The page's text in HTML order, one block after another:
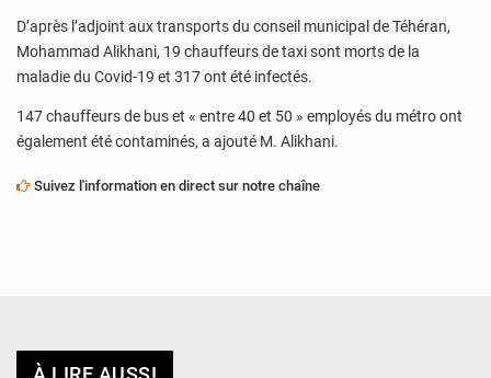
D’après l’adjoint aux transports du conseil municipal de Téhéran,
Mohammad Alikhani, 19 chauffeurs de taxi sont morts de la
maladie du Covid-19 et 317 ont été infectés.
147 chauffeurs de bus et « entre 40 et 50 » employés du métro ont
également été contaminés, a ajouté M. Alikhani.
Suivez l'information en direct sur notre chaîne